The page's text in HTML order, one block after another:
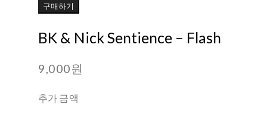
구매하기
BK & Nick Sentience ‎– Flash
9,000원
추가 금액